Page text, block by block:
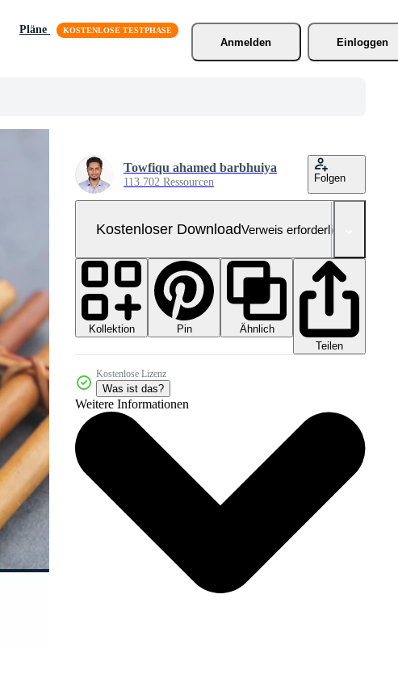
Pläne
Anmelden
Einloggen
Towfiqu ahamed barbhuiya
113.702 Ressourcen Folgen
Kostenloser DownloadVerweis erforderlich
Kollektion Pin
Ähnlich
Teilen
Kostenlose Lizenz
Was ist das?
Weitere Informationen